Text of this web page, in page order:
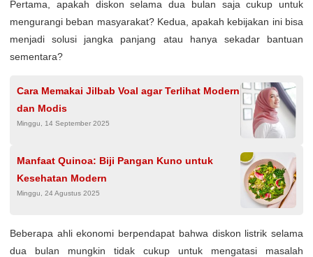
Pertama, apakah diskon selama dua bulan saja cukup untuk
mengurangi beban masyarakat? Kedua, apakah kebijakan ini bisa
menjadi solusi jangka panjang atau hanya sekadar bantuan
sementara?
Cara Memakai Jilbab Voal agar Terlihat Modern
dan Modis
Minggu, 14 September 2025
Manfaat Quinoa: Biji Pangan Kuno untuk
Kesehatan Modern
Minggu, 24 Agustus 2025
Beberapa ahli ekonomi berpendapat bahwa diskon listrik selama
dua bulan mungkin tidak cukup untuk mengatasi masalah